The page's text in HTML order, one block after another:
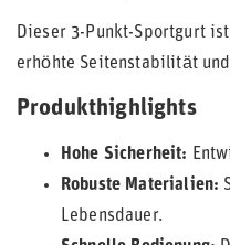
Dieser 3-Punkt-Sportgurt
erhöhte Seitenstabilität
Produkthighlights
Hohe Sicherheit:
Robuste Materialien:
Lebensdauer.